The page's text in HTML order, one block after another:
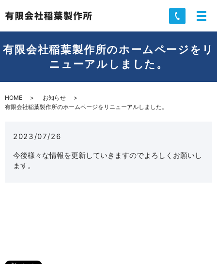
有限会社稲葉製作所のホームページをリ
ニューアルしました。
HOME
お知らせ
有限会社稲葉製作所のホームページをリニューアルしました。
2023/07/26
今後様々な情報を更新していきますのでよろしくお願いし
ます。